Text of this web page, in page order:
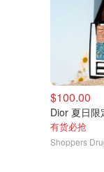
$100.00
Dior 夏日限
有货必抢
Shoppers